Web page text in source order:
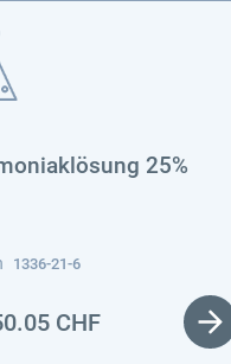
25%
1336-21-6
CHF